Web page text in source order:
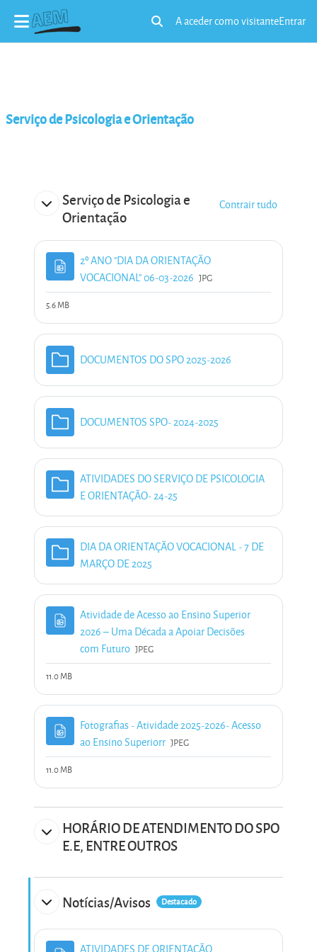
Alternar a entrada da pesquisa
A aceder como visitanteEntrar
Serviço de Psicologia e Orientação
Lista de tópicos
Serviço de Psicologia e
Orientação
Contrair tudo
2º ANO "DIA DA ORIENTAÇÃO
VOCACIONAL" 06-03-2026 Ficheiro
JPG
5.6 MB
DOCUMENTOS DO SPO 2025-2026
DOCUMENTOS SPO- 2024-2025
ATIVIDADES DO SERVIÇO DE PSICOLOGIA
E ORIENTAÇÃO- 24-25
DIA DA ORIENTAÇÃO VOCACIONAL - 7 DE
MARÇO DE 2025
Atividade de Acesso ao Ensino Superior
2026 – Uma Década a Apoiar Decisões
com Futuro Ficheiro
JPEG
11.0 MB
Fotografias - Atividade 2025-2026- Acesso
ao Ensino Superiorr Ficheiro
JPEG
11.0 MB
HORÁRIO DE ATENDIMENTO DO SPO
E.E, ENTRE OUTROS
Notícias/Avisos Destacado
ATIVIDADES DE ORIENTAÇÃO